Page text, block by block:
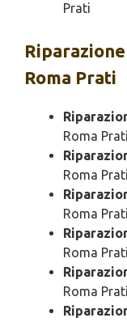
Prati
Riparazione
Roma Prati
Roma Prati
Roma Prati
Roma Prati
Roma Prati
Roma Prati